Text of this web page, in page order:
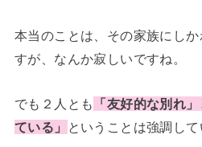
本当のことは、その家族にし
すが、なんか寂しいですね。
でも２人とも 「友好的な別れ 」
ている」
ということは強調して